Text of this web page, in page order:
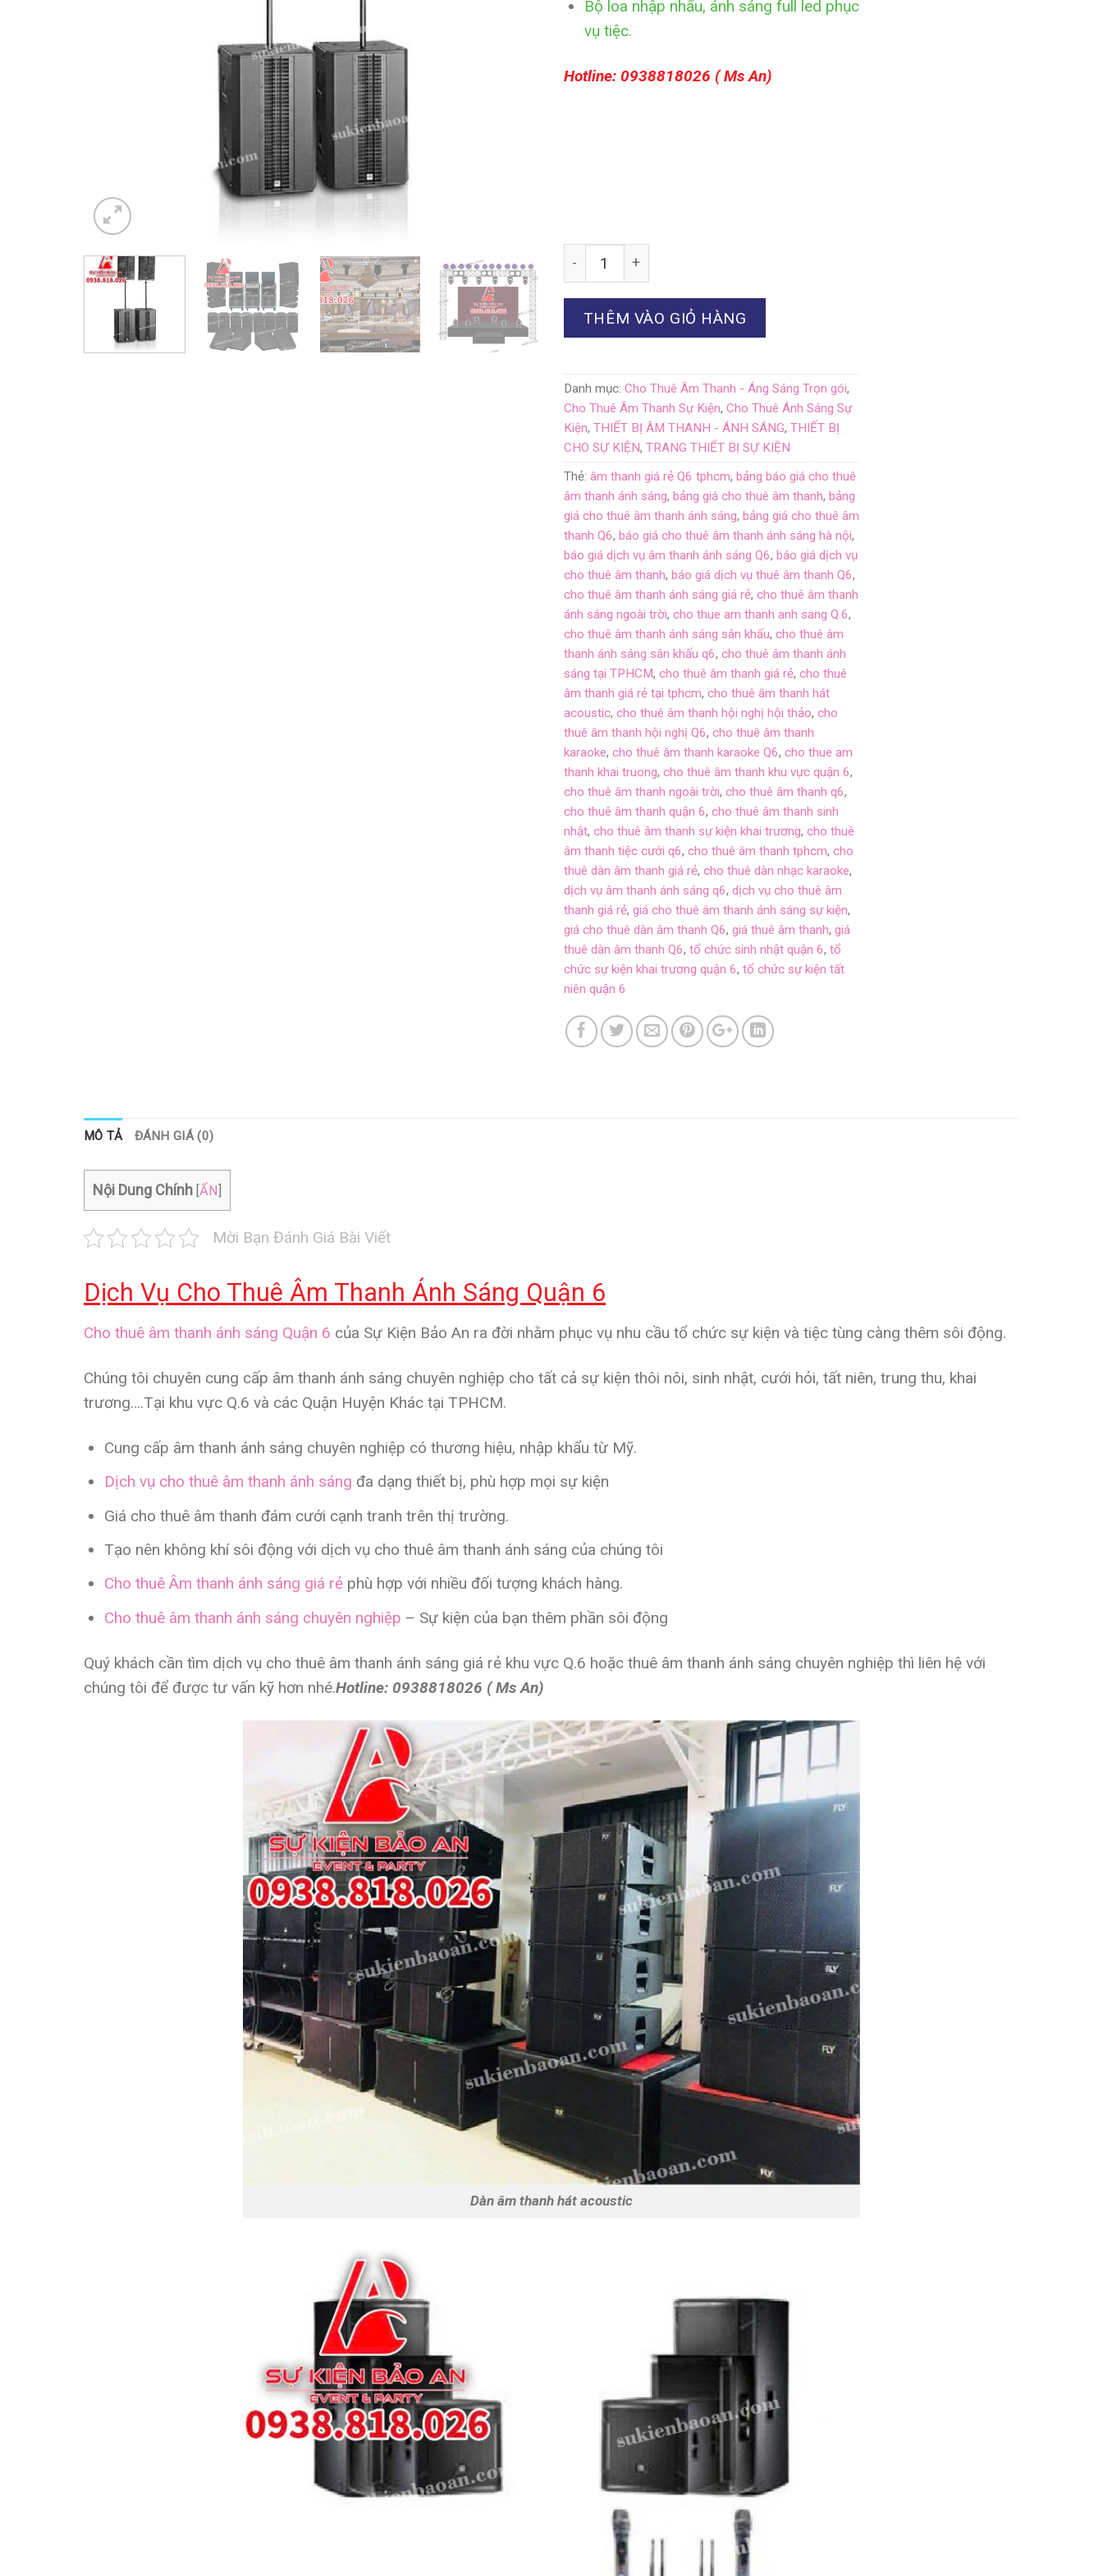
Bộ loa nhập nhẩu, ánh sáng full led phục
vụ tiệc.
Hotline: 0938818026 ( Ms An)
THÊM VÀO GIỎ HÀNG
Danh mục: Cho Thuê Âm Thanh - Áng Sáng Trọn gói,
Cho Thuê Âm Thanh Sự Kiện, Cho Thuê Ánh Sáng Sự
Kiện, THIẾT BỊ ÂM THANH - ÁNH SÁNG, THIẾT BỊ
CHO SỰ KIỆN, TRANG THIẾT BỊ SỰ KIỆN
Thẻ: âm thanh giá rẻ Q6 tphcm, bảng báo giá cho thuê
âm thanh ánh sáng, bảng giá cho thuê âm thanh, bảng
giá cho thuê âm thanh ánh sáng, bảng giá cho thuê âm
thanh Q6, báo giá cho thuê âm thanh ánh sáng hà nội,
báo giá dịch vụ âm thanh ánh sáng Q6, báo giá dịch vụ
cho thuê âm thanh, báo giá dịch vụ thuê âm thanh Q6,
cho thuê âm thanh ánh sáng giá rẻ, cho thuê âm thanh
ánh sáng ngoài trời, cho thue am thanh anh sang Q.6,
cho thuê âm thanh ánh sáng sân khấu, cho thuê âm
thanh ánh sáng sân khấu q6, cho thuê âm thanh ánh
sáng tại TPHCM, cho thuê âm thanh giá rẻ, cho thuê
âm thanh giá rẻ tại tphcm, cho thuê âm thanh hát
acoustic, cho thuê âm thanh hội nghị hội thảo, cho
thuê âm thanh hội nghị Q6, cho thuê âm thanh
karaoke, cho thuê âm thanh karaoke Q6, cho thue am
thanh khai truong, cho thuê âm thanh khu vực quận 6,
cho thuê âm thanh ngoài trời, cho thuê âm thanh q6,
cho thuê âm thanh quận 6, cho thuê âm thanh sinh
nhật, cho thuê âm thanh sự kiện khai trương, cho thuê
âm thanh tiệc cưới q6, cho thuê âm thanh tphcm, cho
thuê dàn âm thanh giá rẻ, cho thuê dàn nhạc karaoke,
dịch vụ âm thanh ánh sáng q6, dịch vụ cho thuê âm
thanh giá rẻ, giá cho thuê âm thanh ánh sáng sự kiện,
giá cho thuê dàn âm thanh Q6, giá thuê âm thanh, giá
thuê dàn âm thanh Q6, tổ chức sinh nhật quận 6, tổ
chức sự kiện khai trương quận 6, tổ chức sự kiện tất
niên quận 6
MÔ TẢ ĐÁNH GIÁ (0)
Nội Dung Chính ẨN
Mời Bạn Đánh Giá Bài Viết
Dịch Vụ Cho Thuê Âm Thanh Ánh Sáng Quận 6
Cho thuê âm thanh ánh sáng Quận 6 của Sự Kiện Bảo An ra đời nhằm phục vụ nhu cầu tổ chức sự kiện và tiệc tùng càng thêm sôi động.
Chúng tôi chuyên cung cấp âm thanh ánh sáng chuyên nghiệp cho tất cả sự kiện thôi nôi, sinh nhật, cưới hỏi, tất niên, trung thu, khai
trương….Tại khu vực Q.6 và các Quận Huyện Khác tại TPHCM.
Cung cấp âm thanh ánh sáng chuyên nghiệp có thương hiệu, nhập khẩu từ Mỹ.
Dịch vụ cho thuê âm thanh ánh sáng đa dạng thiết bị, phù hợp mọi sự kiện
Giá cho thuê âm thanh đám cưới cạnh tranh trên thị trường.
Tạo nên không khí sôi động với dịch vụ cho thuê âm thanh ánh sáng của chúng tôi
Cho thuê Âm thanh ánh sáng giá rẻphù hợp với nhiều đối tượng khách hàng.
Cho thuê âm thanh ánh sáng chuyên nghiệp – Sự kiện của bạn thêm phần sôi động
Quý khách cần tìm dịch vụ cho thuê âm thanh ánh sáng giá rẻ khu vực Q.6 hoặc thuê âm thanh ánh sáng chuyên nghiệp thì liên hệ với
chúng tôi để được tư vấn kỹ hơn nhé.Hotline: 0938818026 ( Ms An)
Dàn âm thanh hát acoustic